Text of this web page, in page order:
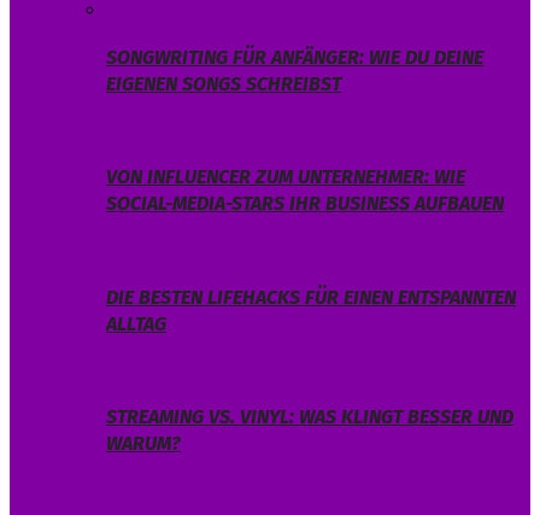
SONGWRITING FÜR ANFÄNGER: WIE DU DEINE
EIGENEN SONGS SCHREIBST
VON INFLUENCER ZUM UNTERNEHMER: WIE
SOCIAL-MEDIA-STARS IHR BUSINESS AUFBAUEN
DIE BESTEN LIFEHACKS FÜR EINEN ENTSPANNTEN
ALLTAG
STREAMING VS. VINYL: WAS KLINGT BESSER UND
WARUM?